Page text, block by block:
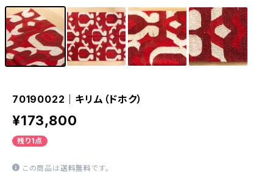
70190022｜キリム（ドホク）
¥173,800
残り1点
この商品は送料無料です。